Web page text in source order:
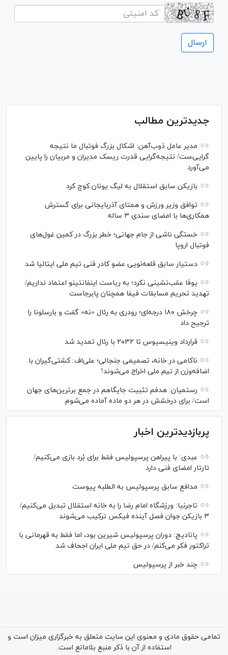
جدیدترین مطالب
مدیر عامل ذوب‌آهن: اشکال بزرگ فوتبال ما نتیجه
گرایی‌ست/ نتیجه‌گرایی قدرت ریسک مدیران و مربیان را پایین
می‌آورد
بازیکن سابق استقلال به لیگ یونان کوچ کرد
توافق وزیر ورزش و همتای آذربایجانی برای گسترش
همکاری‌ها با امضای سندی ۳ ساله
خستگی ناشی از جام جهانی؛ خطر بزرگ در کمین غول‌های
فوتبال اروپا
دستیار سابق قلعه‌نویی عضو کادر فنی تیم ملی ایتالیا شد
یوفا عقب‌نشینی نکرد؛ به ریاست اینفانتینو اعتماد نداریم/
تهدید تحریم مسابقات فیفا همچنان پابرجاست
چرخش ۱۸۰ درجه‌ای؛ رودری به رئال «نه» گفت و بارسلونا را
ترجیح داد
قرارداد وینیسیوس تا ۲۰۳۲ با رئال‌ تمدید شد
ناکامی در خانه، تصمیمی جنجالی؛ علی‌اف: کشتی‌گیران با
اضافه‌وزن از تیم ملی اخراج می‌شوند!
رستمیان: هدفم تثبیت جایگاهم در جمع برترین‌های جهان
است/ برای درخشش در هر دو ماده آماده می‌شوم
پربازدیدترین اخبار
عبدی: با پیراهن پرسپولیس فقط برای بُرد بازی می‌کنیم/
تارتار امضای فنی دارد
مدافع سابق پرسپولیس به الطلبه پیوست
تاجرنیا: ورزشگاه امام رضا را به خانه استقلال تبدیل می‌کنیم/
۳ بازیکن جوان فصل آینده فیکس ترکیب می‌شوند
پانادیچ: دوران پرسپولیس شیرین بود، اما فقط به قهرمانی با
تراکتور فکر می‌کنم/ در حق تیم ملی ایران اجحاف شد
چند خبر از پرسپولیس
تمامی حقوق مادی و معنوی این سایت متعلق به خبرگزاری میزان است و
استفاده از آن با ذکر منبع بلامانع است.